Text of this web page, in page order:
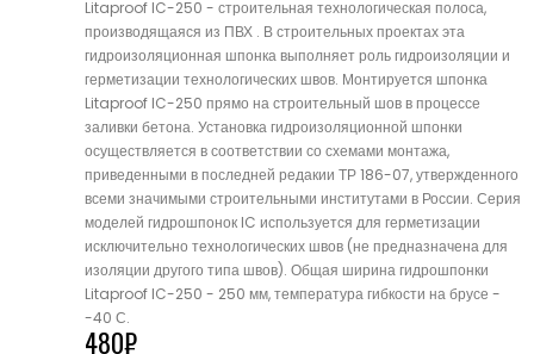
Litaproof IC-250 - строительная технологическая полоса,
производящаяся из ПВХ . В строительных проектах эта
гидроизоляционная шпонка выполняет роль гидроизоляции и
герметизации технологических швов. Монтируется шпонка
Litaproof IC-250 прямо на строительный шов в процессе
заливки бетона. Установка гидроизоляционной шпонки
осуществляется в соответствии со схемами монтажа,
приведенными в последней редакии ТР 186-07, утвержденного
всеми значимыми строительными институтами в России. Серия
моделей гидрошпонок IC используется для герметизации
исключительно технологических швов (не предназначена для
изоляции другого типа швов). Общая ширина гидрошпонки
Litaproof IC-250 - 250 мм, температура гибкости на брусе -
-40 С.
480₽